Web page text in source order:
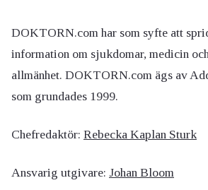
DOKTORN.com har som syfte att
information om sjukdomar, medicin
allmänhet. DOKTORN.com ägs av
som grundades 1999.
Chefredaktör: Rebecka Kaplan Sturk
Ansvarig utgivare: Johan Bloom